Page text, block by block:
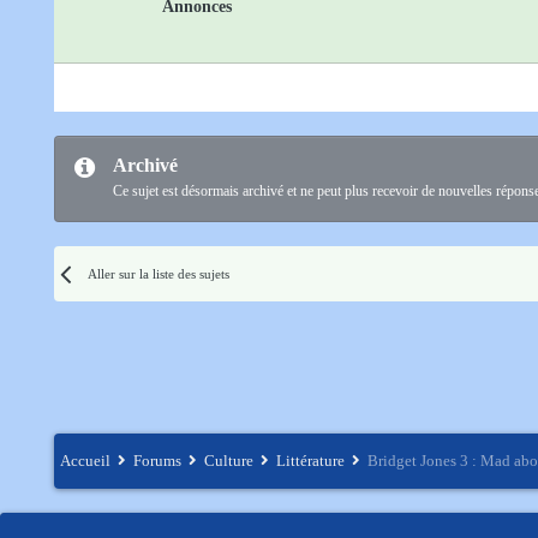
Annonces
Archivé
Ce sujet est désormais archivé et ne peut plus recevoir de nouvelles
Aller sur la liste des sujets
Accueil Forums Culture Littérature Bridget Jones 3 : Mad